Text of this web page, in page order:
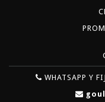
WHATSAPP Y